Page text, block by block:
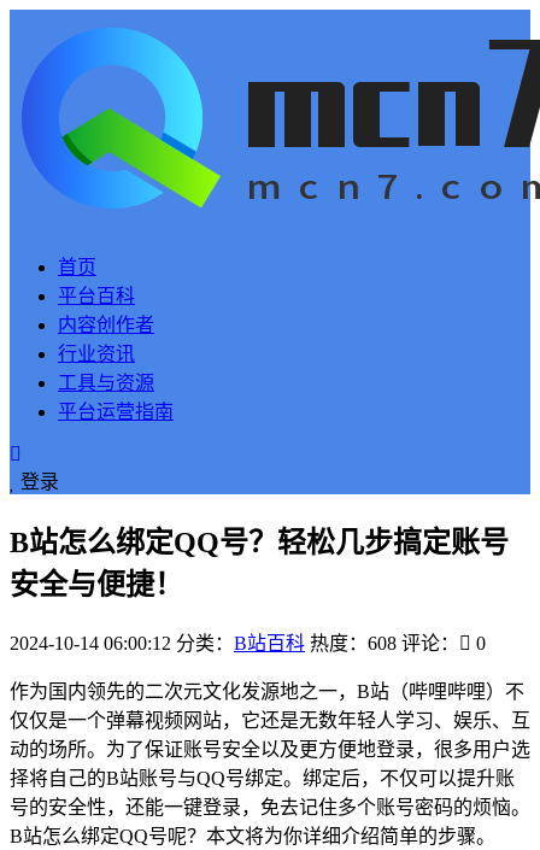
首页
平台百科
内容创作者
行业资讯
工具与资源
平台运营指南
登录
B站怎么绑定QQ号？轻松几步搞定账号
安全与便捷！
2024-10-14 06:00:12 分类： B站百科 热度：608 评论： 0
作为国内领先的二次元文化发源地之一，B站（哔哩哔哩）不
仅仅是一个弹幕视频网站，它还是无数年轻人学习、娱乐、互
动的场所。为了保证账号安全以及更方便地登录，很多用户选
择将自己的B站账号与QQ号绑定。绑定后，不仅可以提升账
号的安全性，还能一键登录，免去记住多个账号密码的烦恼。
B站怎么绑定QQ号呢？本文将为你详细介绍简单的步骤。